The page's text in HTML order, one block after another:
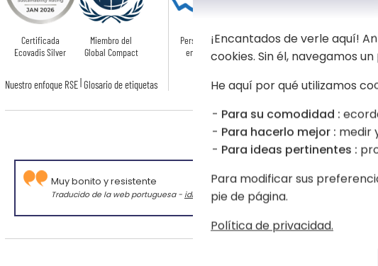
Certificada
Ecovadis Silver
Miembro del
Global Compact
Nuestro enfoque RSE| Glosario de etiquetas
Personalizado
en Francia
Valoración
Muy bonito y resistente
Traducido de la web portuguesa - idioma original
¡Encantados de verle aquí!
cookies. Sin él, navegamos
He aquí por qué utilizamos
Para su comodidad :
Para hacerlo mejor : medir
Para ideas pertinentes :
Para modificar sus
pie de página.
Política de privacidad.